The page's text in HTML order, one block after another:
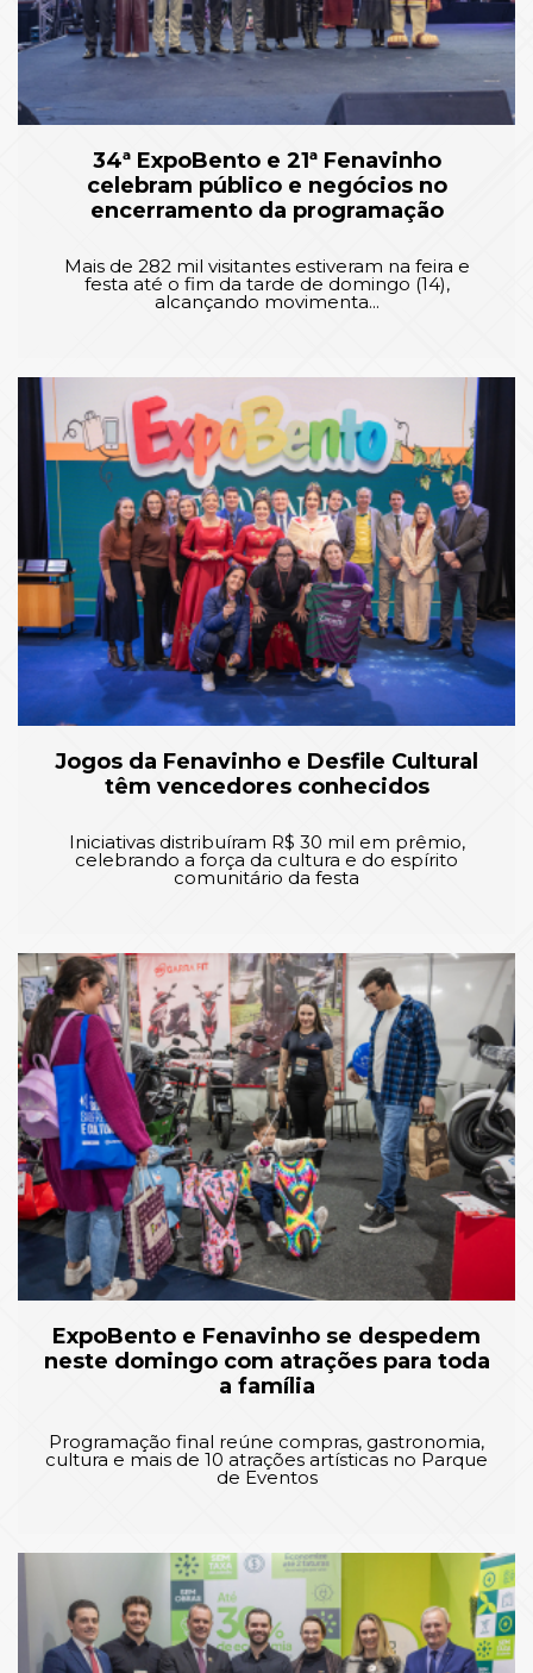
34ª ExpoBento e 21ª Fenavinho
celebram público e negócios no
encerramento da programação
Mais de 282 mil visitantes estiveram na feira e
festa até o fim da tarde de domingo (14),
alcançando movimenta...
Jogos da Fenavinho e Desfile Cultural
têm vencedores conhecidos
Iniciativas distribuíram R$ 30 mil em prêmio,
celebrando a força da cultura e do espírito
comunitário da festa
ExpoBento e Fenavinho se despedem
neste domingo com atrações para toda
a família
Programação final reúne compras, gastronomia,
cultura e mais de 10 atrações artísticas no Parque
de Eventos